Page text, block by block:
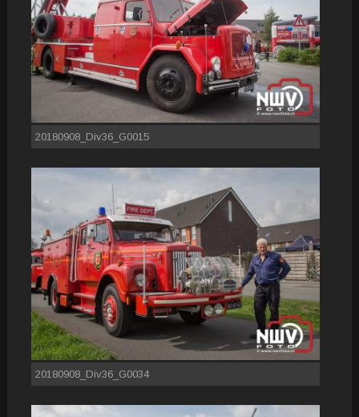
20180908_Div36_G0015
20180908_Div36_G0034